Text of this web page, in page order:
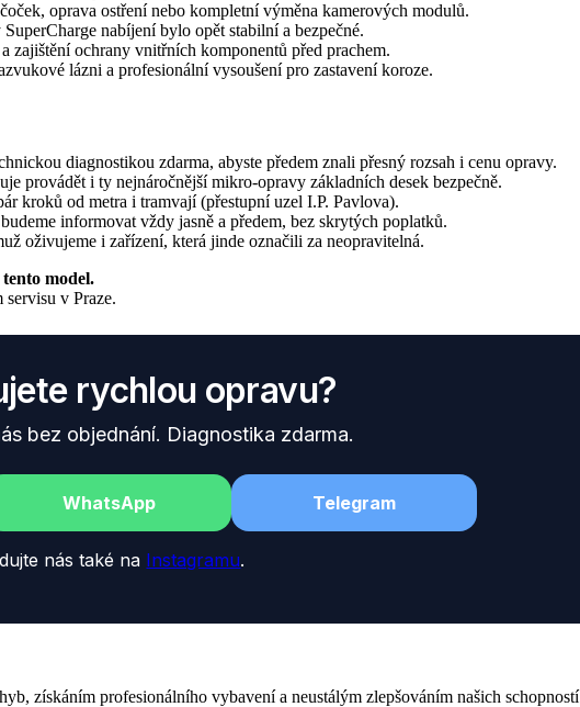
oprava ostření nebo kompletní výměna kamerových modulů.
nabíjení bylo opět stabilní a bezpečné.
zajištění ochrany vnitřních komponentů před prachem.
lázni a profesionální vysoušení pro zastavení koroze.
diagnostikou zdarma, abyste předem znali přesný rozsah i cenu opravy.
provádět i ty nejnáročnější mikro-opravy základních desek bezpečně.
kroků od metra i tramvají (přestupní uzel I.P. Pavlova).
informovat vždy jasně a předem, bez skrytých poplatků.
oživujeme i zařízení, která jinde označili za neopravitelná.
model.
v Praze.
rychlou opravu?
bez objednání. Diagnostika zdarma.
WhatsApp Telegram
nás také na Instagramu.
získáním profesionálního vybavení a neustálým zlepšováním našich schopností